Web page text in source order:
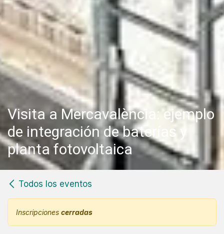
Visita a Mercavalència: ejemplo
de integración de baterías y
planta fotovoltaica
Todos los eventos
Inscripciones cerradas